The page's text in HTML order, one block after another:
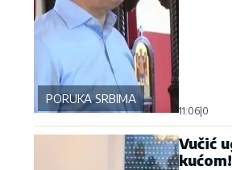
PORUKA SRBIMA
11:06|0
Vučić